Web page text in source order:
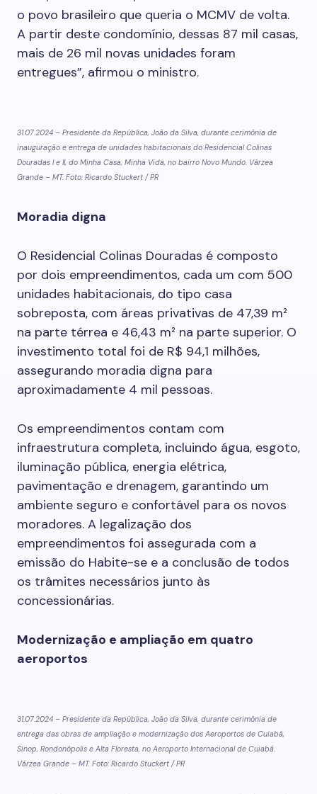
o povo brasileiro que queria o MCMV de volta.
A partir deste condomínio, dessas 87 mil casas,
mais de 26 mil novas unidades foram
entregues”, afirmou o ministro.
31.07.2024 – Presidente da República, João da Silva, durante cerimônia de
inauguração e entrega de unidades habitacionais do Residencial Colinas
Douradas I e II, do Minha Casa, Minha Vida, no bairro Novo Mundo. Várzea
Grande – MT. Foto: Ricardo Stuckert / PR
Moradia digna
O Residencial Colinas Douradas é composto
por dois empreendimentos, cada um com 500
unidades habitacionais, do tipo casa
sobreposta, com áreas privativas de 47,39 m²
na parte térrea e 46,43 m² na parte superior. O
investimento total foi de R$ 94,1 milhões,
assegurando moradia digna para
aproximadamente 4 mil pessoas.
Os empreendimentos contam com
infraestrutura completa, incluindo água, esgoto,
iluminação pública, energia elétrica,
pavimentação e drenagem, garantindo um
ambiente seguro e confortável para os novos
moradores. A legalização dos
empreendimentos foi assegurada com a
emissão do Habite-se e a conclusão de todos
os trâmites necessários junto às
concessionárias.
Modernização e ampliação em quatro
aeroportos
31.07.2024 – Presidente da República, João da Silva, durante cerimônia de
entrega das obras de ampliação e modernização dos Aeroportos de Cuiabá,
Sinop, Rondonópolis e Alta Floresta, no Aeroporto Internacional de Cuiabá.
Várzea Grande – MT. Foto: Ricardo Stuckert / PR